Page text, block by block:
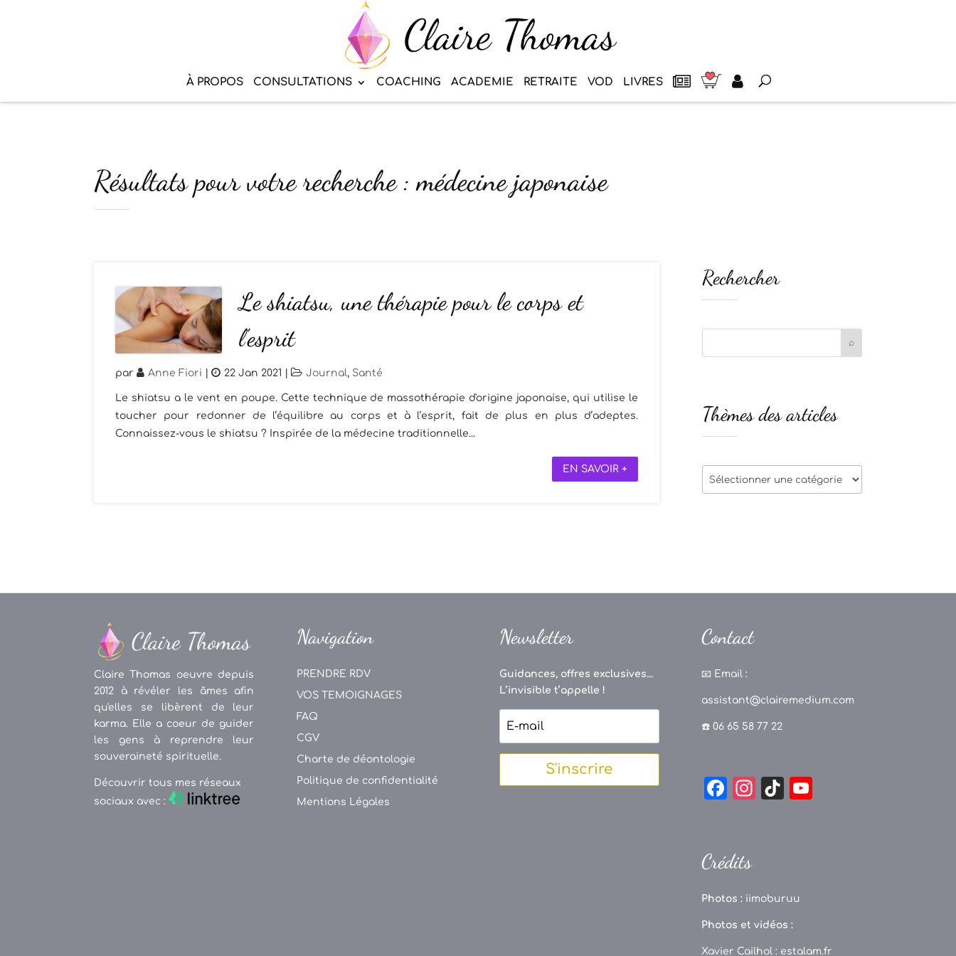
À PROPOS CONSULTATIONS COACHING ACADEMIE RETRAITE VOD LIVRES
Résultats pour votre recherche : médecine japonaise
Le shiatsu, une thérapie pour le corps et
l’esprit
par Anne Fiori | 22 Jan 2021 | Journal, Santé
Le shiatsu a le vent en poupe. Cette technique de massothérapie d'origine japonaise, qui utilise le
toucher pour redonner de l’équilibre au corps et à l’esprit, fait de plus en plus d’adeptes.
Connaissez-vous le shiatsu ? Inspirée de la médecine traditionnelle...
EN SAVOIR +
Rechercher
Thèmes des articles
Thèmes
des
Claire Thomas oeuvre depuis
2012 à révéler les âmes afin
qu'elles se libèrent de leur
karma. Elle a coeur de guider
les gens à reprendre leur
souveraineté spirituelle.
Découvrir tous mes réseaux
sociaux avec :
Navigation
PRENDRE RDV
VOS TEMOIGNAGES
FAQ
CGV
Charte de déontologie
Politique de confidentialité
Mentions Légales
Newsletter
Guidances, offres exclusives...
L’invisible t’appelle !
S'inscrire
Contact
📧 Email :
assistant@clairemedium.com
☎️ 06 65 58 77 22
F
e
o
o
k
In
a
m
Ti
C
Crédits
Photos : iimoburuu
Photos et vidéos :
Xavier Cailhol : estalam.fr